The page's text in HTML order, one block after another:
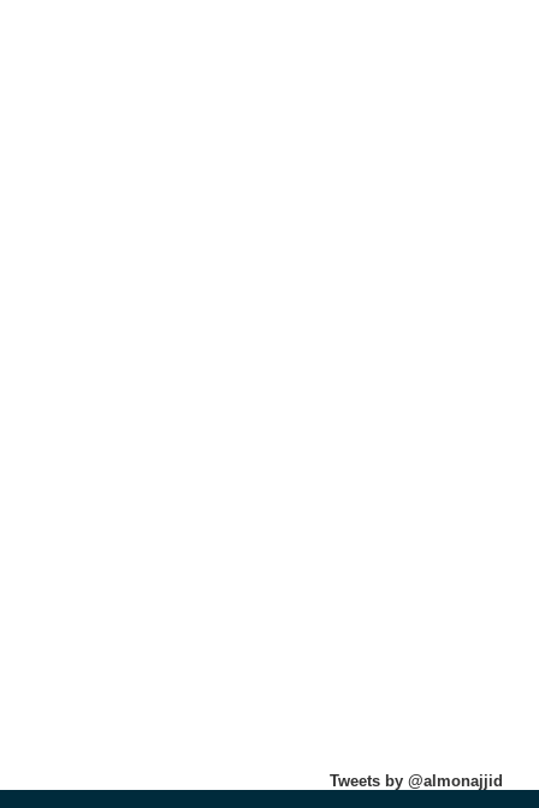
Tweets by @almonajjid